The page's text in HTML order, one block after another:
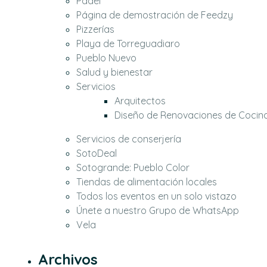
Página de demostración de Feedzy
Pizzerías
Playa de Torreguadiaro
Pueblo Nuevo
Salud y bienestar
Servicios
Arquitectos
Diseño de Renovaciones de
Servicios de conserjería
SotoDeal
Sotogrande: Pueblo Color
Tiendas de alimentación locales
Todos los eventos en un solo vistazo
Únete a nuestro Grupo de WhatsApp
Vela
Archivos